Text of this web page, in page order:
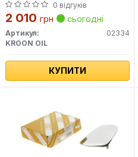
0 відгуків
2 010 грн сьогодні
Артикул:
02334
KROON OIL
КУПИТИ